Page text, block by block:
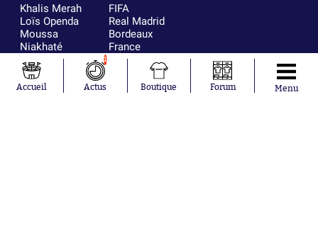
Khalis Merah
Loïs Openda
Moussa
Niakhaté
Nicolás
Tagliafico
Pavel Šulc
FIFA
Real Madrid
Bordeaux
France
Chelsea
Paris Saint-
Germain
Accueil
1
Actus Boutique Forum Menu